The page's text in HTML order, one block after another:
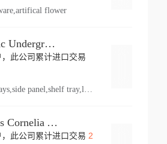
flower
Knapheide Kc Underground
此公司累计进口交易
Russell James Cornelia Arlington Va
此公司累计进口交易 2